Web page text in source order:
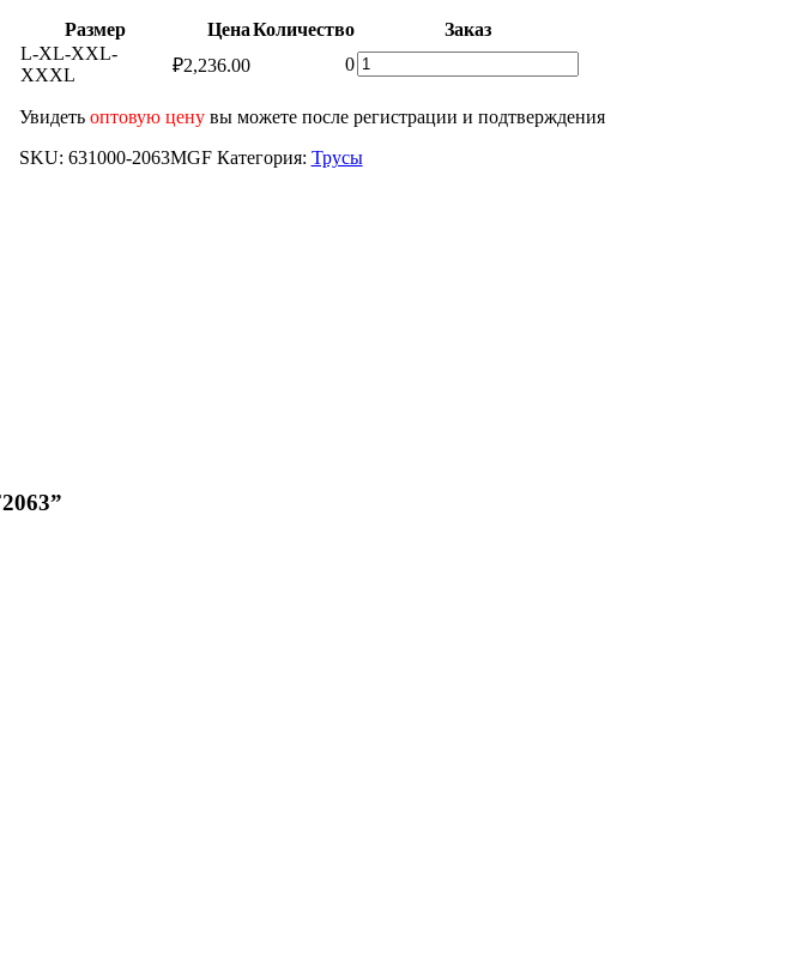
Размер ЦенаКоличество
Заказ
L-XL-XXL-
XXXL
₽2,236.00 0 Количество
товара
мужских
боксеров
Увидеть оптовую ценувы можете после регистрации и подтверждения
SKU: 631000-2063MGF Категория: Трусы